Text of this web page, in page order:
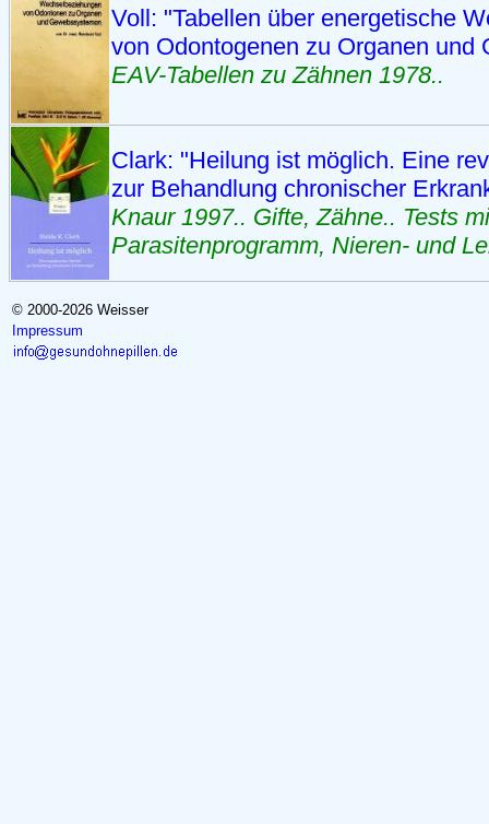
Voll: "Tabellen über energetische
von Odontogenen zu Organen und
EAV-Tabellen zu Zähnen 1978..
Clark: "Heilung ist möglich. Eine
zur Behandlung chronischer
Knaur 1997.. Gifte, Zähne.. Tests
Parasitenprogramm, Nieren- und
© 2000-2026 Weisser
Impressum